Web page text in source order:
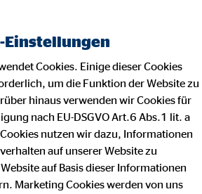
Einstellungen
Cookies. Einige dieser Cookies
um die Funktion der Website zu
hinaus verwenden wir Cookies für
nach EU-DSGVO Art.6 Abs.1 lit. a
nutzen wir dazu, Informationen
auf unserer Website zu
auf Basis dieser Informationen
Marketing Cookies werden von uns